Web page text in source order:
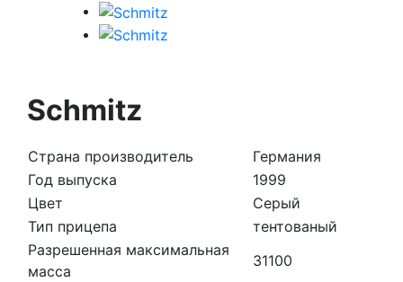
Schmitz
Страна производитель
Германия
Год выпуска
1999
Цвет
Серый
Тип прицепа
тентованый
Разрешенная максимальная
масса
31100